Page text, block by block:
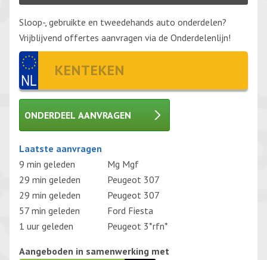
Sloop-, gebruikte en tweedehands auto onderdelen?
Vrijblijvend offertes aanvragen via de Onderdelenlijn!
ONDERDEEL AANVRAGEN
Gelieve dit veld leeg te laten.
Laatste aanvragen
9 min geleden
Mg Mgf
29 min geleden
Peugeot 307
29 min geleden
Peugeot 307
57 min geleden
Ford Fiesta
1 uur geleden
Peugeot 3*rfn*
Aangeboden in samenwerking met